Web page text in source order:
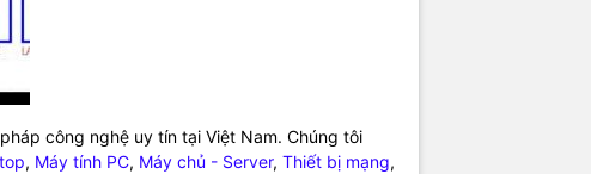
công nghệ uy tín tại Việt Nam. Chúng tôi
, Máy tính PC, Máy chủ - Server, Thiết bị mạng,